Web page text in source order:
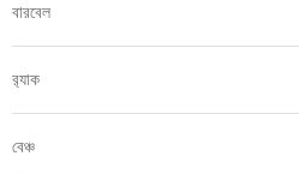
বারবেল
র‍্যাক
বেঞ্চ